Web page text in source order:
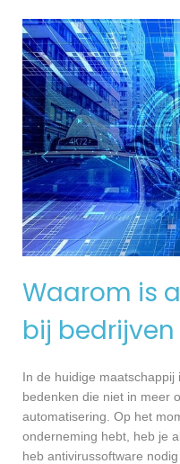
Waarom is
bij
In de huidige
bedenken die niet in meer
automatisering. Op het
onderneming hebt, heb je
heb antivirussoftware